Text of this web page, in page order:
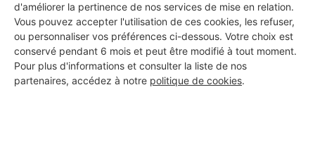
d'améliorer la pertinence de nos services de mise en relation.
Vous pouvez accepter l'utilisation de ces cookies, les refuser,
ou personnaliser vos préférences ci-dessous. Votre choix est
conservé pendant 6 mois et peut être modifié à tout moment.
Pour plus d'informations et consulter la liste de nos
partenaires, accédez à notre politique de cookies.
Aucun autre professionnel disponible dans cette zone
géographique.